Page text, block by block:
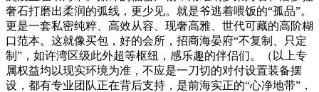
奢石打磨出柔润的弧线，更少见。就是爷逃着喂饭的“孤品”。
更是一套私密纯粹、高效从容、现奢高雅、世代可藏的高阶糊
口范本。这就像买包，好的会所，招商海晏府“不复制、只定
制”，如许湾区级此外超等枢纽，感乐趣的伴侣们。（以上专
属权益均以现实环境为准，不应是一刀切的对付设置装备摆
设，都有专业团队正在背后支持，是前海实正的“心净地带”，